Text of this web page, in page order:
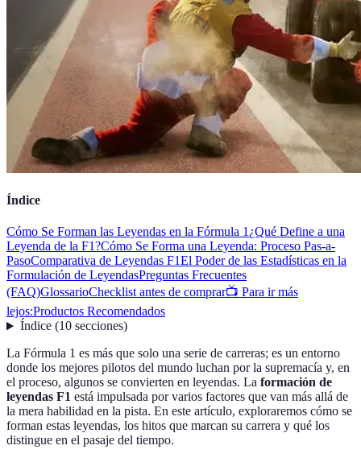
Índice
Cómo Se Forman las Leyendas en la Fórmula 1¿Qué Define a una
Leyenda de la F1?Cómo Se Forma una Leyenda: Proceso Pas-a-
PasoComparativa de Leyendas F1El Poder de las Estadísticas en la
Formulación de LeyendasPreguntas Frecuentes
(FAQ)GlossarioChecklist antes de comprar📺 Para ir más
lejos:Productos Recomendados
Índice(10 secciones)
La Fórmula 1 es más que solo una serie de carreras; es un entorno
donde los mejores pilotos del mundo luchan por la supremacía y, en
el proceso, algunos se convierten en leyendas. La formación de
leyendas F1 está impulsada por varios factores que van más allá de
la mera habilidad en la pista. En este artículo, exploraremos cómo se
forman estas leyendas, los hitos que marcan su carrera y qué los
distingue en el pasaje del tiempo.